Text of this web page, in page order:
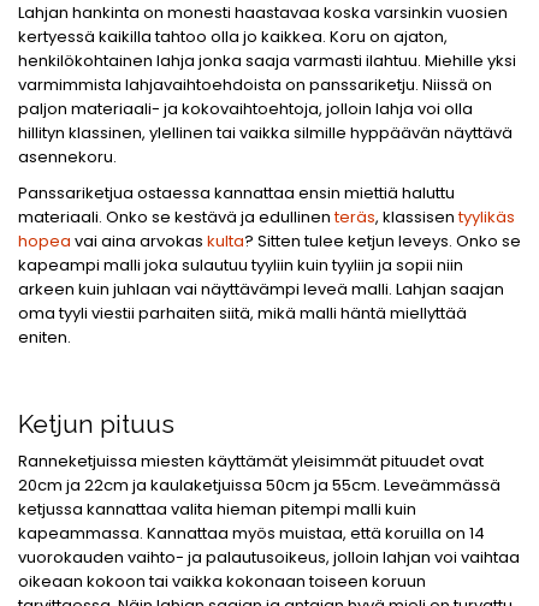
Lahjan hankinta on monesti haastavaa koska varsinkin vuosien
kertyessä kaikilla tahtoo olla jo kaikkea. Koru on ajaton,
henkilökohtainen lahja jonka saaja varmasti ilahtuu. Miehille yksi
varmimmista lahjavaihtoehdoista on panssariketju. Niissä on
paljon materiaali- ja kokovaihtoehtoja, jolloin lahja voi olla
hillityn klassinen, ylellinen tai vaikka silmille hyppäävän näyttävä
asennekoru.
Panssariketjua ostaessa kannattaa ensin miettiä haluttu
materiaali. Onko se kestävä ja edullinenteräs, klassisentyylikäs
hopea vai aina arvokas kulta? Sitten tulee ketjun leveys. Onko se
kapeampi malli joka sulautuu tyyliin kuin tyyliin ja sopii niin
arkeen kuin juhlaan vai näyttävämpi leveä malli. Lahjan saajan
oma tyyli viestii parhaiten siitä, mikä malli häntä miellyttää
eniten.
Ketjun pituus
Ranneketjuissa miesten käyttämät yleisimmät pituudet ovat
20cm ja 22cm ja kaulaketjuissa 50cm ja 55cm. Leveämmässä
ketjussa kannattaa valita hieman pitempi malli kuin
kapeammassa. Kannattaa myös muistaa, että koruilla on 14
vuorokauden vaihto- ja palautusoikeus, jolloin lahjan voi vaihtaa
oikeaan kokoon tai vaikka kokonaan toiseen koruun